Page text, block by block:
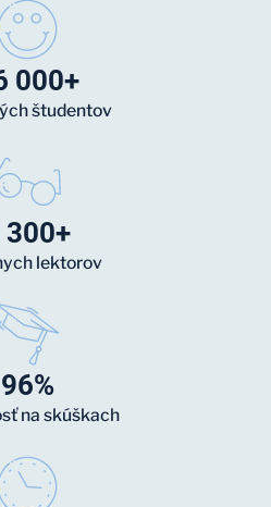
000+
študentov
300+
lektorov
96%
na skúškach